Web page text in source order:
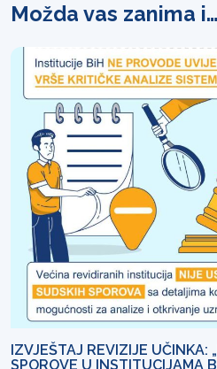
Možda vas zanima i…
IZVJEŠTAJ REVIZIJE UČINKA:
SPOROVE U INSTITUCIJAMA